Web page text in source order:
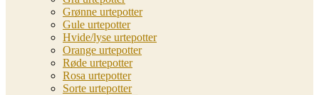
Grønne urtepotter
Gule urtepotter
Hvide/lyse urtepotter
Orange urtepotter
Røde urtepotter
Rosa urtepotter
Sorte urtepotter